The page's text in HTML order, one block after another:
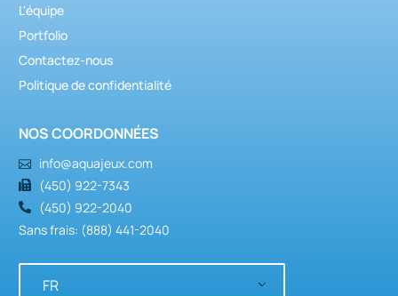
L'équipe
Portfolio
Contactez-nous
Politique de confidentialité
NOS COORDONNÉES
info@aquajeux.com
(450) 922-7343
(450) 922-2040
Sans frais: (888) 441-2040
FR